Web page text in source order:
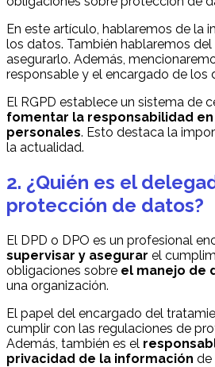
En este artículo, hablaremos de la
los datos. También hablaremos
asegurarlo. Además,
responsable y el encargado de los
El RGPD establece un sistema de
fomentar la responsabilidad
personales. Esto destaca la
la actualidad.
2. ¿Quién es el
protección de datos?
El DPD o DPO es un profesional
supervisar y asegurar el
obligaciones sobre el manejo de
una organización.
El papel del encargado del
cumplir con las regulaciones de
Además, también es el
privacidad de la información de